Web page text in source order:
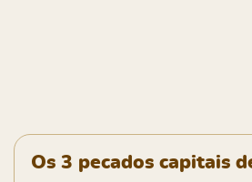
Os 3 pecados capitais